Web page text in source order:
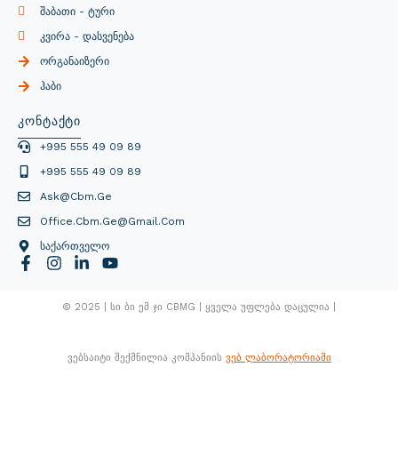
Შაბათი - Ტური
Კვირა - Დასვენება
Ორგანაიზერი
Ჰაბი
Კონტაქტი
+995 555 49 09 89
+995 555 49 09 89
Ask@cbm.ge
Office.cbm.ge@gmail.com
Საქართველო
© 2025 | Სი Ბი Ემ Ჯი CBMG | Ყველა Უფლება Დაცულია |
Ვებსაიტი Შექმნილია Კომპანიის Ვებ Ლაბორატორიაში